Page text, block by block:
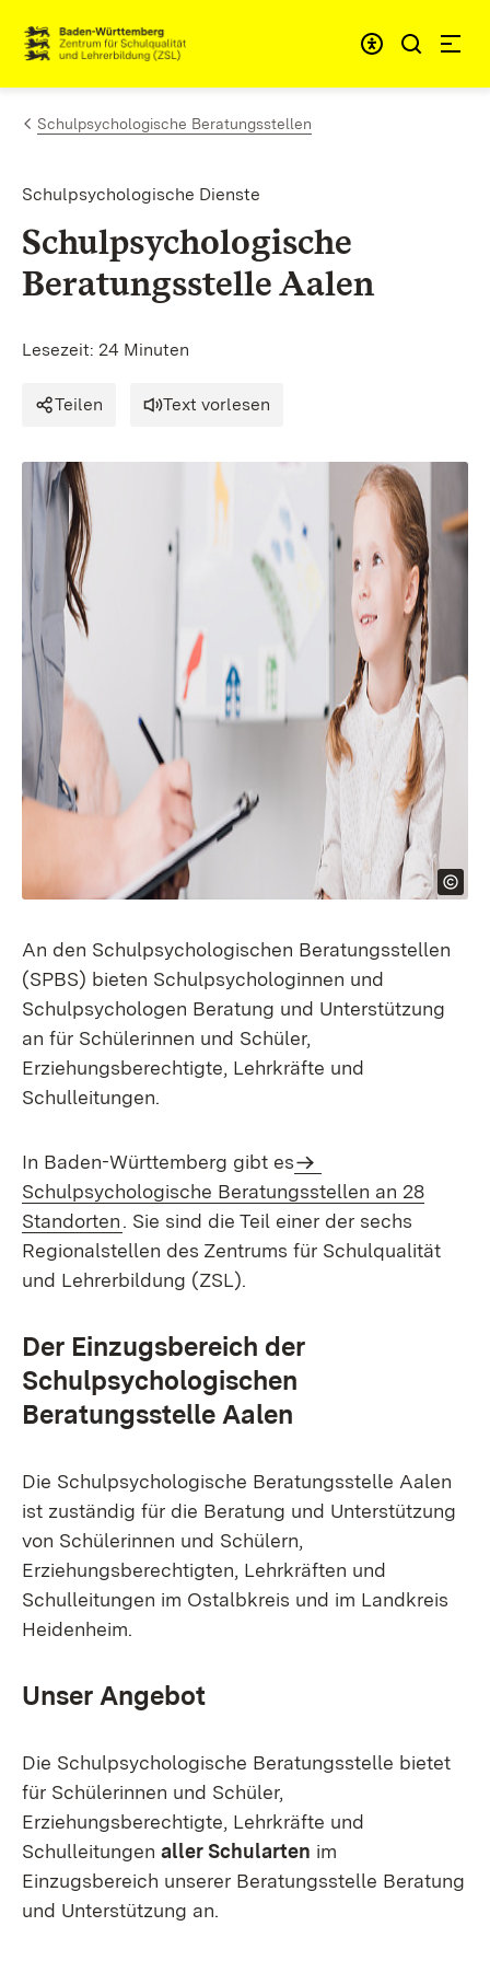
Zum Inhalt springen
Link zur Startseite
Schulpsychologische Beratungsstellen
Schulpsychologische Dienste
Schulpsychologische
Beratungsstelle Aalen
Lesezeit: 24 Minuten
Teilen Text vorlesen
An den Schulpsychologischen Beratungsstellen
(SPBS) bieten Schulpsychologinnen und
Schulpsychologen Beratung und Unterstützung
an für Schülerinnen und Schüler,
Erziehungsberechtigte, Lehrkräfte und
Schulleitungen.
In Baden-Württemberg gibt es
Schulpsychologische Beratungsstellen an 28
Standorten. Sie sind die Teil einer der sechs
Regionalstellen des Zentrums für Schulqualität
und Lehrerbildung (ZSL).
Der Einzugsbereich der
Schulpsychologischen
Beratungsstelle Aalen
Die Schulpsychologische Beratungsstelle Aalen
ist zuständig für die Beratung und Unterstützung
von Schülerinnen und Schülern,
Erziehungsberechtigten, Lehrkräften und
Schulleitungen im Ostalbkreis und im Landkreis
Heidenheim.
Unser Angebot
Die Schulpsychologische Beratungsstelle bietet
für Schülerinnen und Schüler,
Erziehungsberechtigte, Lehrkräfte und
Schulleitungen aller Schularten im
Einzugsbereich unserer Beratungsstelle Beratung
und Unterstützung an.